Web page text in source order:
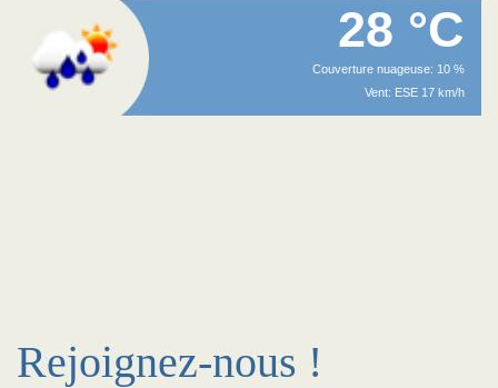
28 °C
Couverture nuageuse: 10 %
Vent: ESE 17 km/h
Rejoignez-nous !